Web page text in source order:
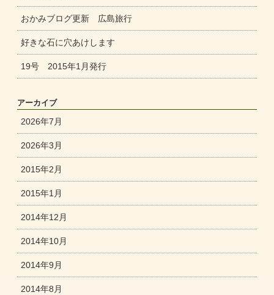
おかみブログ更新 広島旅行
好きな石に穴あけします
19号 2015年1月発行
アーカイブ
2026年7月
2026年3月
2015年2月
2015年1月
2014年12月
2014年10月
2014年9月
2014年8月